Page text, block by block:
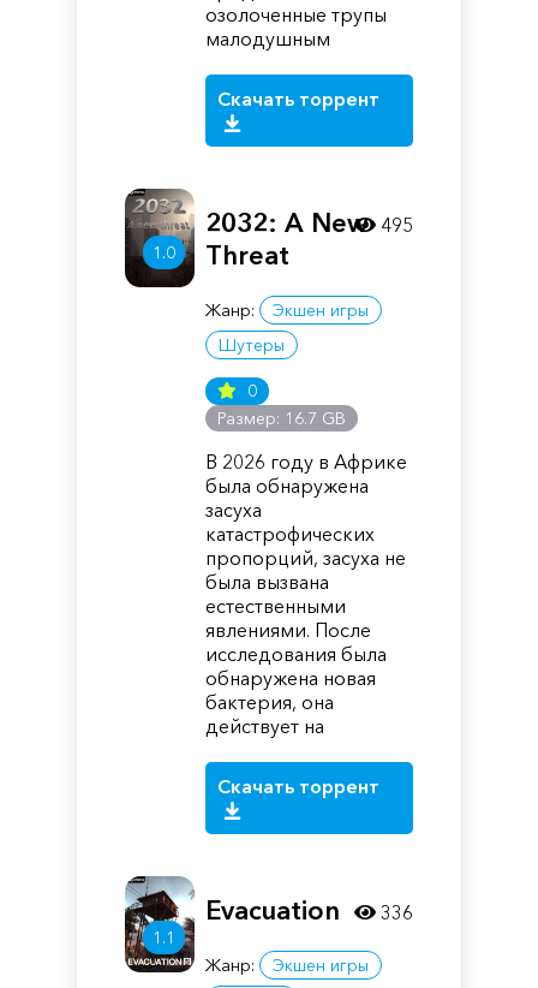
озолоченные трупы
малодушным
Скачать торрент
1.0
2032: A New
Threat
Жанр:
Экшен игры
Шутеры
0
Размер: 16.7 GB
В 2026 году в Африке
была обнаружена
засуха
катастрофических
пропорций, засуха не
была вызвана
естественными
явлениями. После
исследования была
обнаружена новая
бактерия, она
действует на
Скачать торрент
495
1.1
Evacuation
Жанр:
Экшен игры
336